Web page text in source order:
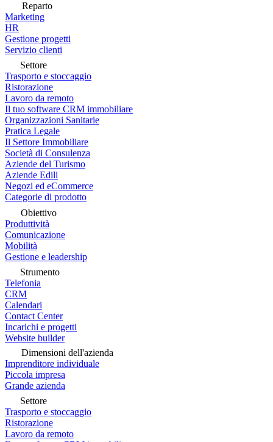
Reparto
Marketing
HR
Gestione progetti
Servizio clienti
Settore
Trasporto e stoccaggio
Ristorazione
Lavoro da remoto
Il tuo software CRM immobiliare
Organizzazioni Sanitarie
Pratica Legale
Il Settore Immobiliare
Società di Consulenza
Aziende del Turismo
Aziende Edili
Negozi ed eCommerce
Categorie di prodotto
Obiettivo
Produttività
Comunicazione
Mobilità
Gestione e leadership
Strumento
Telefonia
CRM
Calendari
Contact Center
Incarichi e progetti
Website builder
Dimensioni dell'azienda
Imprenditore individuale
Piccola impresa
Grande azienda
Settore
Trasporto e stoccaggio
Ristorazione
Lavoro da remoto